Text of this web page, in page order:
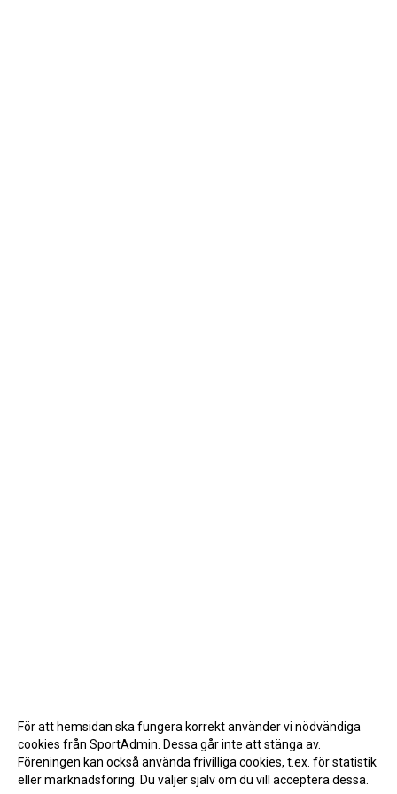
För att hemsidan ska fungera korrekt använder vi nödvändiga
cookies från SportAdmin. Dessa går inte att stänga av.
Föreningen kan också använda frivilliga cookies, t.ex. för statistik
eller marknadsföring. Du väljer själv om du vill acceptera dessa.